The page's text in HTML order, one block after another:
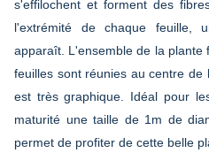
s'effilochent et forment des
l'extrémité de chaque feuille,
apparaît. L'ensemble de la plante
feuilles sont réunies au centre
est très graphique. Idéal pour
maturité une taille de 1m de
permet de profiter de cette belle